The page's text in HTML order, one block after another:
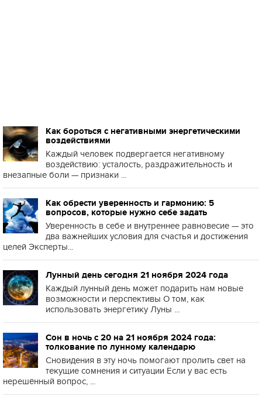
Как бороться с негативными энергетическими
воздействиями
Каждый человек подвергается негативному
воздействию: усталость, раздражительность и
внезапные боли — признаки ...
Как обрести уверенность и гармонию: 5
вопросов, которые нужно себе задать
Уверенность в себе и внутреннее равновесие — это
два важнейших условия для счастья и достижения
целей Эксперты...
Лунный день сегодня 21 ноября 2024 года
Каждый лунный день может подарить нам новые
возможности и перспективы О том, как
использовать энергетику Луны ...
Сон в ночь с 20 на 21 ноября 2024 года:
толкование по лунному календарю
Сновидения в эту ночь помогают пролить свет на
текущие сомнения и ситуации Если у вас есть
нерешённый вопрос, ...